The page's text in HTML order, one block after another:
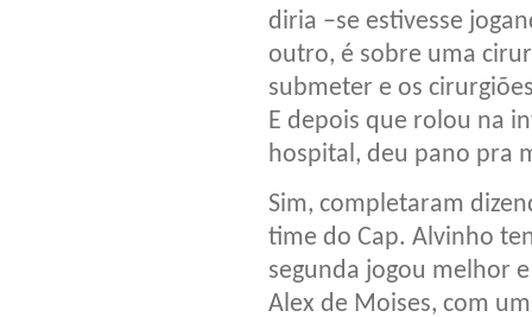
diria –se estivesse
outro, é sobre uma
submeter e os
E depois que rolou na
hospital, deu pano pra
Sim, completaram
time do Cap. Alvinho
segunda jogou melhor
Alex de Moises, com